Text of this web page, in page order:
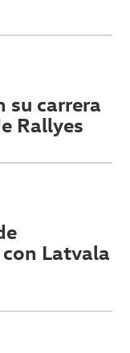
su carrera
Rallyes
Latvala